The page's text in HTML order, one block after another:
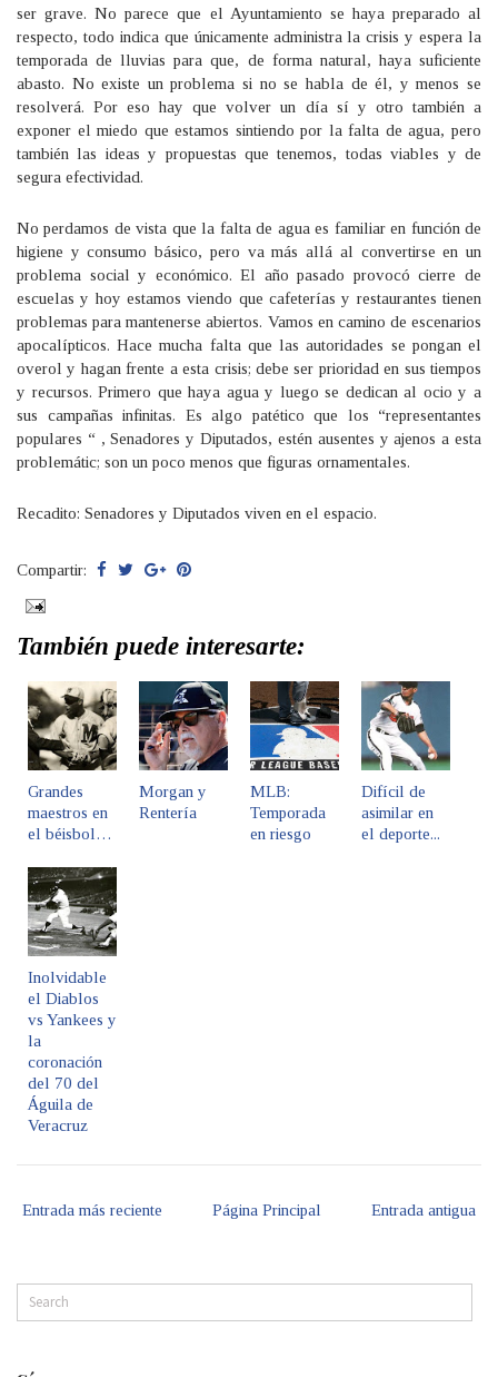
ser grave. No parece que el Ayuntamiento se haya preparado al
respecto, todo indica que únicamente administra la crisis y espera la
temporada de lluvias para que, de forma natural, haya suficiente
abasto. No existe un problema si no se habla de él, y menos se
resolverá. Por eso hay que volver un día sí y otro también a
exponer el miedo que estamos sintiendo por la falta de agua, pero
también las ideas y propuestas que tenemos, todas viables y de
segura efectividad.
No perdamos de vista que la falta de agua es familiar en función de
higiene y consumo básico, pero va más allá al convertirse en un
problema social y económico. El año pasado provocó cierre de
escuelas y hoy estamos viendo que cafeterías y restaurantes tienen
problemas para mantenerse abiertos. Vamos en camino de escenarios
apocalípticos. Hace mucha falta que las autoridades se pongan el
overol y hagan frente a esta crisis; debe ser prioridad en sus tiempos
y recursos. Primero que haya agua y luego se dedican al ocio y a
sus campañas infinitas. Es algo patético que los “representantes
populares “ , Senadores y Diputados, estén ausentes y ajenos a esta
problemátic; son un poco menos que figuras ornamentales.
Recadito: Senadores y Diputados viven en el espacio.
Compartir:
También puede interesarte:
Grandes
maestros en
el béisbol…
Morgan y
Rentería
MLB:
Temporada
en riesgo
Difícil de
asimilar en
el deporte...
Inolvidable
el Diablos
vs Yankees y
la
coronación
del 70 del
Águila de
Veracruz
Entrada más reciente Entrada antigua
Página Principal